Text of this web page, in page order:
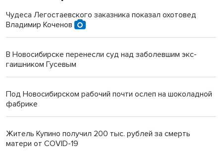
Чудеса Легостаевского заказника показал охотовед
Владимир Коченов
В Новосибирске перенесли суд над заболевшим экс-
гаишником Гусевым
Под Новосибирском рабочий почти ослеп на шоколадной
фабрике
Житель Купино получил 200 тыс. рублей за смерть
матери от COVID-19